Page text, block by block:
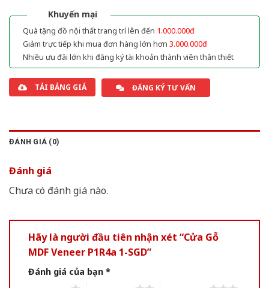
Khuyến mại
Quà tặng đồ nội thất trang trí lên đến 1.000.000đ
Giảm trực tiếp khi mua đơn hàng lớn hơn 3.000.000đ
Nhiều ưu đãi lớn khi đăng ký tài khoản thành viên thân thiết
TẢI BẢNG GIÁ ĐĂNG KÝ TƯ VẤN
ĐÁNH GIÁ (0)
Đánh giá
Chưa có đánh giá nào.
Hãy là người đầu tiên nhận xét “Cửa Gỗ
MDF Veneer P1R4a 1-SGD”
Đánh giá của bạn *